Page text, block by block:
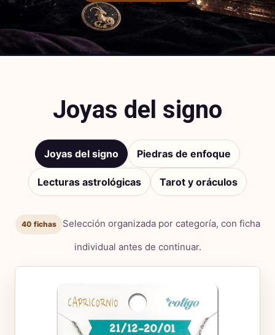
Joyas del signo
Joyas del signo Piedras de enfoque
Lecturas astrológicas Tarot y oráculos
40 fichas
Selección organizada por categoría, con ficha
individual antes de continuar.